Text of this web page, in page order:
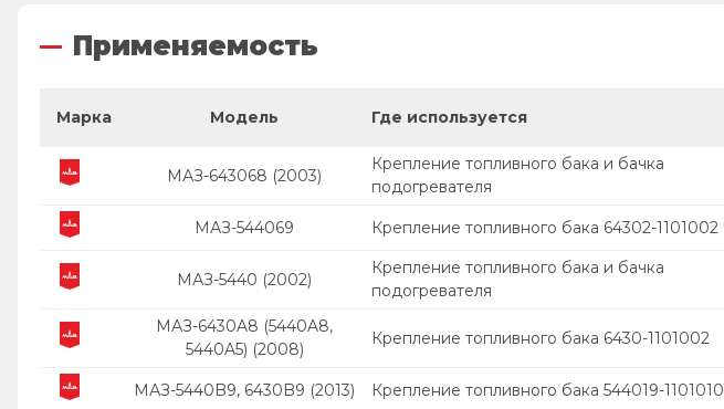
Применяемость
Марка Модель Где используется
МАЗ-643068 (2003)
Крепление топливного бака и бачка
подогревателя
МАЗ-544069 Крепление топливного бака 64302-1101002
МАЗ-5440 (2002)
Крепление топливного бака и бачка
подогревателя
МАЗ-6430A8 (5440A8,
5440A5) (2008)
Крепление топливного бака 6430-1101002
МАЗ-5440B9, 6430B9 (2013) Крепление топливного бака 544019-1101010